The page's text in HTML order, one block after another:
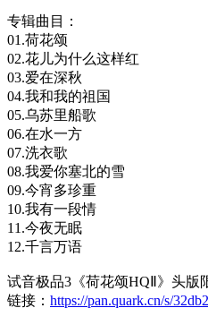
专辑曲目：
01.荷花颂
02.花儿为什么这样红
03.爱在深秋
04.我和我的祖国
05.乌苏里船歌
06.在水一方
07.洗衣歌
08.我爱你塞北的雪
09.今宵多珍重
10.我有一段情
11.今夜无眠
12.千言万语
试音极品3《荷花颂HQⅡ》头版
链接： https://pan.quark.cn/s/